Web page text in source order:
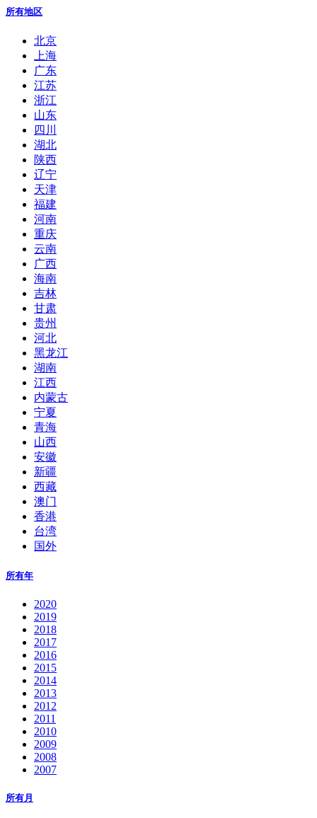
所有地区
北京
上海
广东
江苏
浙江
山东
四川
湖北
陕西
辽宁
天津
福建
河南
重庆
云南
广西
海南
吉林
甘肃
贵州
河北
黑龙江
湖南
江西
内蒙古
宁夏
青海
山西
安徽
新疆
西藏
澳门
香港
台湾
国外
所有年
2020
2019
2018
2017
2016
2015
2014
2013
2012
2011
2010
2009
2008
2007
所有月